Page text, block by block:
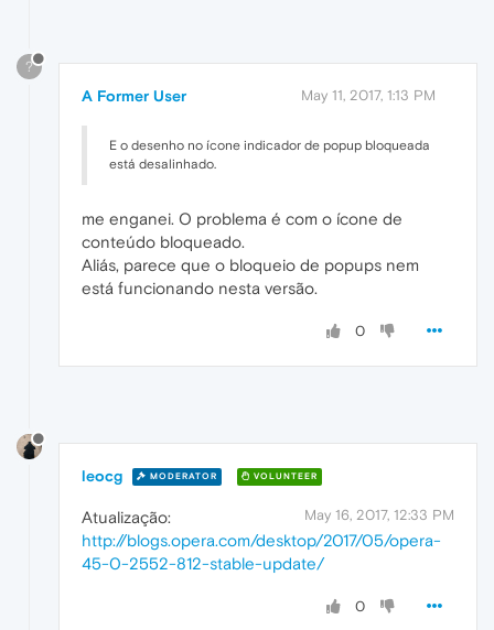
?
A Former User May 11, 2017, 1:13 PM
E o desenho no ícone indicador de popup bloqueada
está desalinhado.
me enganei. O problema é com o ícone de
conteúdo bloqueado.
Aliás, parece que o bloqueio de popups nem
está funcionando nesta versão.
0
leocg MODERATOR VOLUNTEER
May 16, 2017, 12:33 PM
Atualização:
http://blogs.opera.com/desktop/2017/05/opera-
45-0-2552-812-stable-update/
0